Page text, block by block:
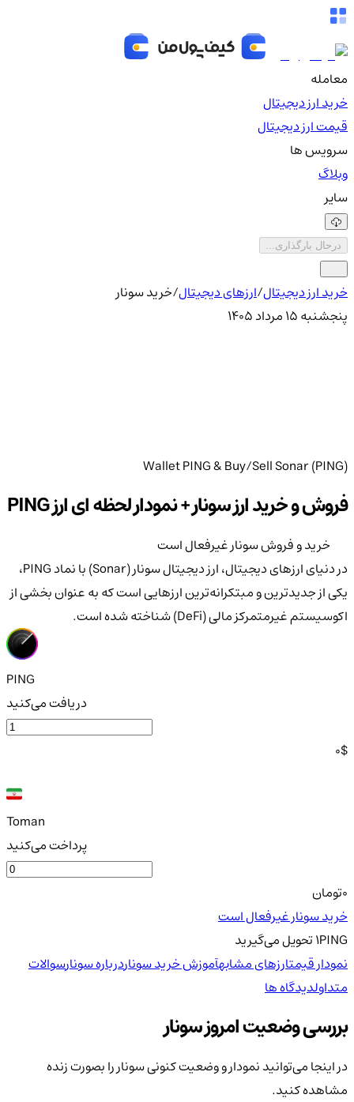
معامله
خرید ارز دیجیتال
قیمت ارز دیجیتال
سرویس ها
وبلاگ
سایر
درحال بارگذاری...
خرید ارز دیجیتال/ارزهای دیجیتال/خرید سونار
پنجشنبه ۱۵ مرداد ۱۴۰۵
Wallet PING & Buy/Sell Sonar (PING)
فروش و خرید ارز سونار + نمودار لحظه ای ارز PING
خرید و فروش سونار غیرفعال است
در دنیای ارزهای دیجیتال، ارز دیجیتال سونار (Sonar) با نماد PING،
یکی از جدیدترین و مبتکرانه‌ترین ارزهایی است که به عنوان بخشی از
اکوسیستم غیرمتمرکز مالی (DeFi) شناخته شده است.
PING
دریافت می‌کنید
0$
Toman
پرداخت می‌کنید
تومان
خرید سونار غیرفعال است
1PINGتحویلمی‌گیرید
نمودار قیمتارزهای مشابهآموزش خرید سوناردرباره سونارسوالات
متداولدیدگاه ها
بررسی وضعیت امروز سونار
در اینجا می‌توانید نمودار و وضعیت کنونی سونار را بصورت زنده
مشاهده کنید.